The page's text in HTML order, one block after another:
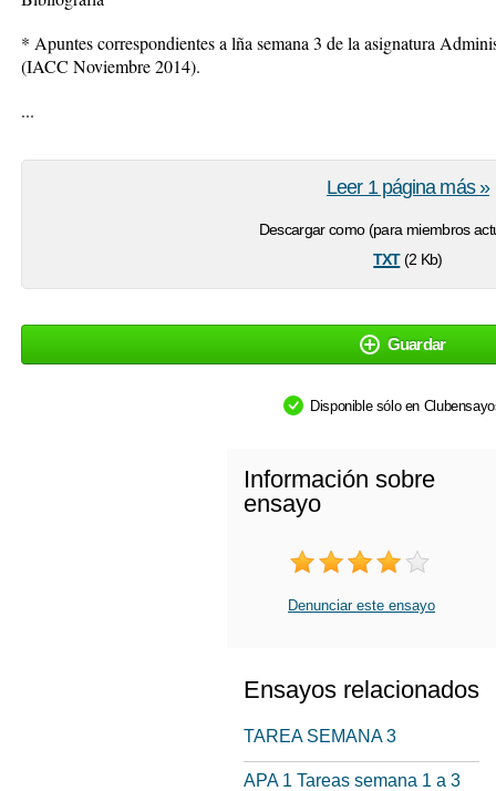
* Apuntes correspondientes a lña semana 3 de la asignatura
(IACC Noviembre 2014).
...
Descargar como (para miembros
txt(2 Kb)
Leer 1 página más »
Guardar
Disponible sólo en
Información sobre
ensayo
Denunciar este ensayo
Ensayos relacionados
TAREA SEMANA 3
APA 1 Tareas semana 1 a 3